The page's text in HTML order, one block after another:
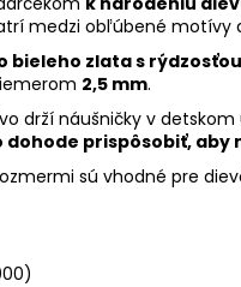
medzi obľúbené motívy
bieleho zlata s rýdzosťou
2,5 mm.
drží náušničky v
prispôsobiť,
sú vhodné pre